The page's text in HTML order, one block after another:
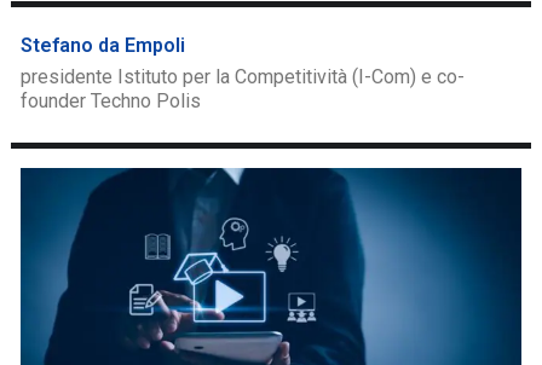
Stefano da Empoli
presidente Istituto per la Competitività (I-Com) e co-
founder Techno Polis